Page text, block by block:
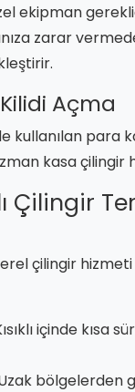
ekipman
zarar
Açma
kullanılan para
kasa çilingir
Çilingir
çilingir
içinde kısa
bölgelerden